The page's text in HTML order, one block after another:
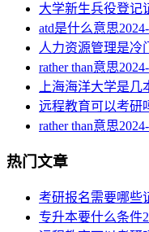
大学新生兵役登记
atd是什么意思
人力资源管理是冷
rather than意思
上海海洋大学是几
远程教育可以考研
rather than意思
热门文章
考研报名需要哪些
专升本要什么条件